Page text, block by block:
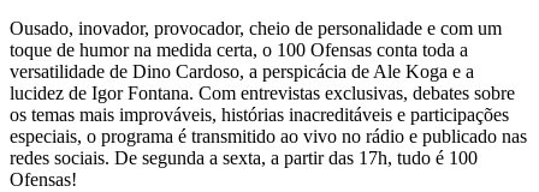
Ousado, inovador, provocador, cheio de personalidade e com um
toque de humor na medida certa, o 100 Ofensas conta toda a
versatilidade de Dino Cardoso, a perspicácia de Ale Koga e a
lucidez de Igor Fontana. Com entrevistas exclusivas, debates sobre
os temas mais improváveis, histórias inacreditáveis e participações
especiais, o programa é transmitido ao vivo no rádio e publicado nas
redes sociais. De segunda a sexta, a partir das 17h, tudo é 100
Ofensas!